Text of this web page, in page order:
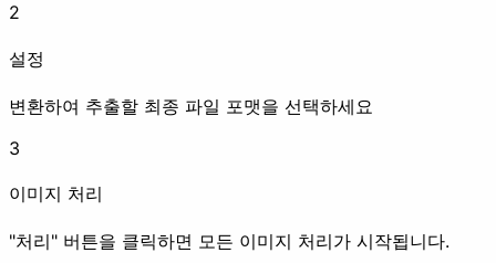
압축 업스케일
2
설정
변환하여 추출할 최종 파일 포맷을 선택하세요
3
이미지 처리
"처리" 버튼을 클릭하면 모든 이미지 처리가 시작됩니다.